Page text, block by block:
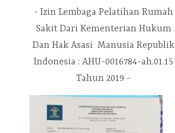
Izin Lembaga Pelatihan Rumah
Sakit Dari Kementerian Hukum
Dan Hak Asasi Manusia Republik
Indonesia : AHU-0016784-ah.01.15
Tahun 2019